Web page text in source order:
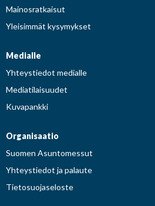
Mainosratkaisut
Yleisimmät kysymykset
Medialle
Yhteystiedot medialle
Mediatilaisuudet
Kuvapankki
Organisaatio
Suomen Asuntomessut
Yhteystiedot ja palaute
Tietosuojaseloste